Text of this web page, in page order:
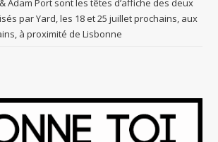
Adam Port sont les têtes d’affiche des deux
par Yard, les 18 et 25 juillet prochains, aux
à proximité de Lisbonne